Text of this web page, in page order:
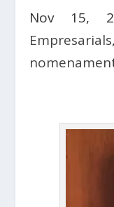
Nov 15,
Empresarials